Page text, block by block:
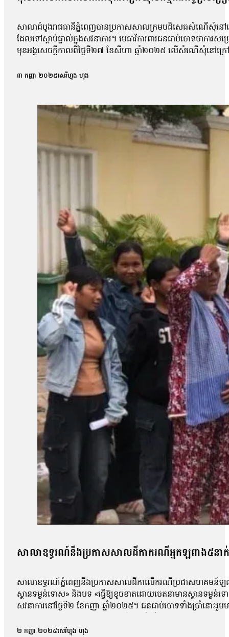
សាលាដំបូងរាជធានីភ្នំពេញបានប្រកាសសាលក្រមបដិសេធសំណើសុំនៅក្
ដែលទៅស្ដាប់ផ្ទាល់ក្នុងសវនាការ។ មេធាវីការពារជនជាប់ចោទថាកា
មុនអង្គសេចក្ដីកាលពីថ្ងៃទី២៧ ខែសីហា ឆ្នាំ២០២៥ លើសំណើសុំនៅក្រ
កិច្ចព្រមព្រៀងសន្តិភាពក្រុងប៉ារីសគឺលោក សឺន ជុំជួន បានថ្លែងប្រាប់
លោកបន្ថែមថា៖ «យើងនៅតែចាត់ទុកថាជាការប៉ះពាល់ទៅលើសិទ្ធិន
ហ្នឹងមានសេរីភាព […]ក្នុងនាមជាមេធាវី យើងមិនអាចទទួលយកបាន
លោកមេធាវីឱ្យដឹងថា តុលាការបានបើកសវនាការអង្គសេចក្ដីល
លទ្ធផលសំណើសុំនៅក្រៅឃុំដែលបានស្នើកាលពីថ្ងៃទី២៧ ខែសីហា។ បង
ស្រីគាត់ និងសកម្មជនឯទៀត ព្រោះការបន្តឃុំខ្លួននេះបានធ្វើឱ្យប៉ះ
របស់បងសាន សិទ្ធ ដែលគាត់ត្រូវទទួលបន្ទុក។ អ៊ីចឹងខ្ញុំគិតថា ទី១ការអ
របស់បងប្រុសគាត់ ហើយអ្នកស្រីស្នើសុំតុលាការពិចារណាដោះលែងលោក
ទៅឱ្យនៅក្រៅឃុំតាមការស្នើសុំរបស់ក្រុមគ្រួសារ ហើយហ្នឹងក៏ជាសិទ្ធិរ
ករណីនេះ មន្រ្តីអង្កេតជាន់ខ្ពស់ នៃសមាគមន៍ការពារសិទ្ធិមនុស្ស និង
ពេលដែលច្បាប់កំណត់។ លោកថារដ្ឋាភិបាល និងតុលាការគួរដោះលែង
ទាន់បើកសវនាការផង ឃុំគាត់រហូតដល់លើសនីតិវិធីនៃការឃុំខ្លួនដែ
បន្ថែម៖ «គួរតែឈប់ធ្វើទុក្ខបុកម្នេញដល់ប្រជាពលរដ្ឋដែលធ្វើការង
សាសន៍របស់គាត់ ជាពិសេសអ្នកដែលធ្វើការងារសង្គមដូចជា២៣តុលា
ក្រោយពីពួកគាត់លើកឡើងពីគុណសម្បត្តិ និងគុណវិបត្តិ នៃការបង្កើត
សន្តិសុខសង្គម» ទាក់ទងនឹងការអធិប្បាយនានាពី CLV មានអ្នក
ដោយក្នុងសំណុំរឿងទី១មានលោក ស៊្រុន ស៊្រន កញ្ញា…
៣ កញ្ញា ២០២៥សេរីហ្វុង ហុង
សាលាឧទ្ធរណ៍នឹងប្រកាសសាលដីកាករណីអ្នកឡពាង៥នាក់
សាលាឧទ្ធរណ៍ភ្នំពេញនឹងប្រកាសសាលដីកាលើករណីប្រជាសហគមន៍ឡពា
ស្ថានទម្ងន់ទោស» និងបទ «ធ្វើឱ្យខូចខាតដោយចេតនាមានស្ថាន
សវនាការនៅថ្ងៃទី២ ខែកញ្ញា ឆ្នាំ២០២៥។ ជនជាប់ចោទទាំងប្រ
កាសែតបន្ទាប់ពីលោកចេញពីសវនាការថា តុលាការបានចោទសួរលោក
២ កញ្ញា ២០២៥សេរីហ្វុង ហុង